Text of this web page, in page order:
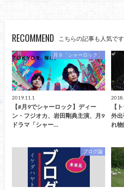
RECOMMEND こちらの記事も人気です
月９「シャーロック」
2019.11.1
【#月9でシャーロック】ディー
ン・フジオカ、岩田剛典主演、月9
ドラマ「シャー…
【
外
れ
ブログ論